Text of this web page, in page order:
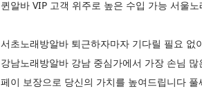
퀸알바 VIP 고객 위주로 높은 수입 가능 서울
서초노래방알바 퇴근하자마자 기다릴 필요
강남노래방알바 강남 중심가에서 가장 손님
페이 보장으로 당신의 가치를 높여드립니다